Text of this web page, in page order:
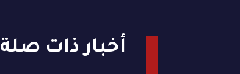
أخبار ذات صلة